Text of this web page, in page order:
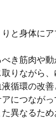
と身体にア
き筋肉や
りながら
循環の改善
につなが
異なるため